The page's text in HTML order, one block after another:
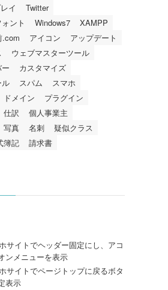
イ
Twitter
ント
Windows7
XAMPP
.com アイコン
アップデート
ウェブマスターツール
カスタマイズ
スパム
スマホ
ドメイン
プラグイン
仕訳
個人事業主
写真 名刺
疑似クラス
簿記 請求書
サイトでヘッダー固定にし、アコ
ンメニューを表示
サイトでページトップに戻るボタ
表示